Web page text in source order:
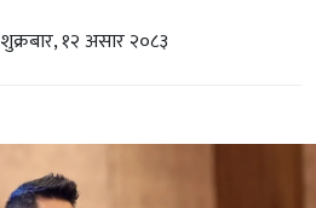
शुक्रबार, १२ असार २०८३